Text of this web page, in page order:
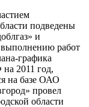
подведены
и
работ
графика
2011 год,
на базе ОАО
провел
области